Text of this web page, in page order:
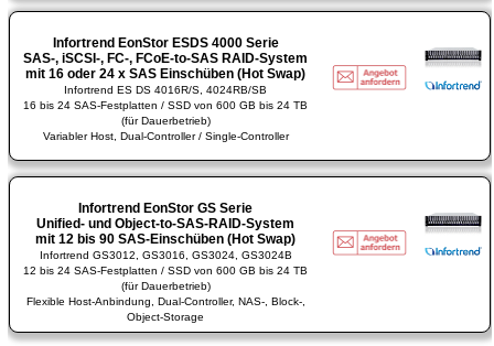
Infortrend EonStor ESDS 4000 Serie
SAS-, iSCSI-, FC-, FCoE-to-SAS RAID-System
mit 16 oder 24 x SAS Einschüben (Hot Swap)
Infortrend ES DS 4016R/S, 4024RB/SB
16 bis 24 SAS-Festplatten / SSD von 600 GB bis 24 TB
(für Dauerbetrieb)
Variabler Host, Dual-Controller / Single-Controller
Infortrend EonStor GS Serie
Unified- und Object-to-SAS-RAID-System
mit 12 bis 90 SAS-Einschüben (Hot Swap)
Infortrend GS3012, GS3016, GS3024, GS3024B
12 bis 24 SAS-Festplatten / SSD von 600 GB bis 24 TB
(für Dauerbetrieb)
Flexible Host-Anbindung, Dual-Controller, NAS-, Block-,
Object-Storage